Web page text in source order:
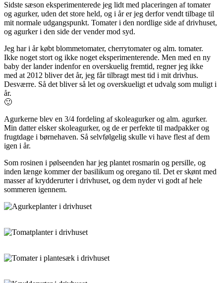
Sidste sæson eksperimenterede jeg lidt med placeringen af tomater
og agurker, uden det store held, og i år er jeg derfor vendt tilbage til
mit normale udgangspunkt. Tomater i den nordlige side af drivhuset,
og agurker i den side der vender mod syd.
Jeg har i år købt blommetomater, cherrytomater og alm. tomater.
Ikke noget stort og ikke noget eksperimenterende. Men med en ny
baby der lander indenfor en overskuelig fremtid, regner jeg ikke
med at 2012 bliver det år, jeg får tilbragt mest tid i mit drivhus.
Desværre. Så det bliver så let og overskueligt et udvalg som muligt i
år.
🙂
Agurkerne blev en 3/4 fordeling af skoleagurker og alm. agurker.
Min datter elsker skoleagurker, og de er perfekte til madpakker og
frugtdage i børnehaven. Så selvfølgelig skulle vi have flest af dem
igen i år.
Som rosinen i pølseenden har jeg plantet rosmarin og persille, og
inden længe kommer der basilikum og oregano til. Det er skønt med
masser af krydderurter i drivhuset, og dem nyder vi godt af hele
sommeren igennem.